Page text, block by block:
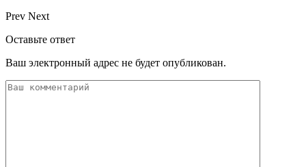
Prev Next
Оставьте ответ
Ваш электронный адрес не будет опубликован.